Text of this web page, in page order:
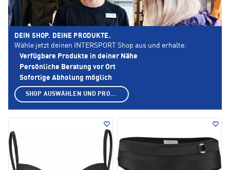
DEIN SHOP. DEINE PRODUKTE.
Wähle jetzt deinen INTERSPORT Shop aus und erhalte:
Verfügbare Produkte in deiner Nähe
Persönliche Beratung vor Ort
Sofortige Abholung möglich
SHOP AUSWÄHLEN UND PRODUKTE ANZEIGEN